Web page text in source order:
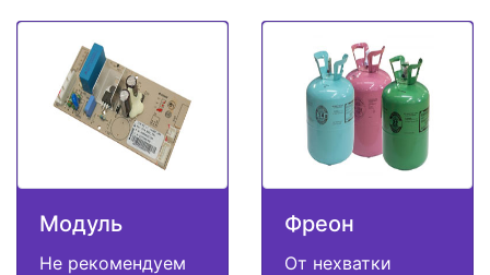
Модуль
Не рекомендуем
Фреон
От нехватки